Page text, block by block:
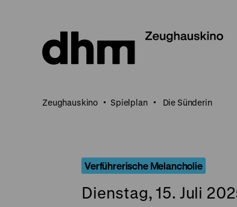
Seiteninhalt
springen
Zeughauskino Spielplan Die Sünderin
Verführerische Melancholie
Dienstag, 15. Juli